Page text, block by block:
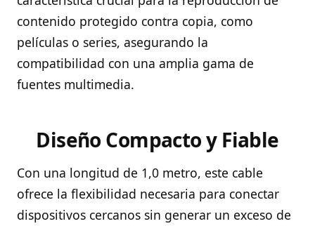
contenido protegido contra copia, como
películas o series, asegurando la
compatibilidad con una amplia gama de
fuentes multimedia.
Diseño Compacto y Fiable
Con una longitud de 1,0 metro, este cable
ofrece la flexibilidad necesaria para conectar
dispositivos cercanos sin generar un exceso de